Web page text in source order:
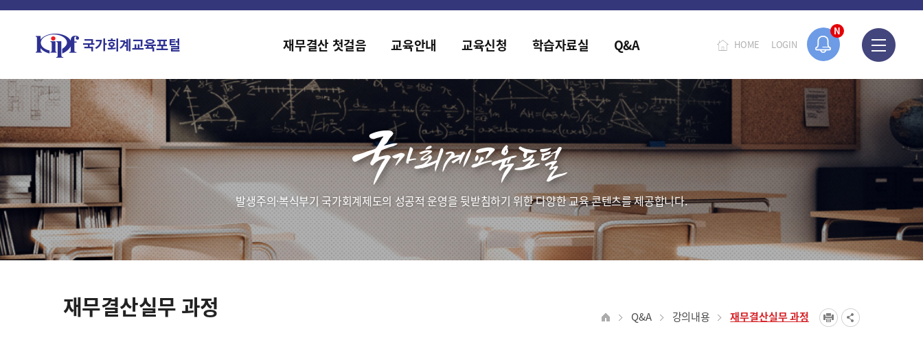
N
홈페이지가 새롭게 개편되었습니다.
HOME LOGIN
재무결산 첫걸음 교육안내 교육신청 학습자료실 Q&A
발생주의·복식부기 국가회계제도의 성공적 운영을 뒷받침하기 위한 다양한 교육 콘텐츠를 제공합니다.
재무결산실무 과정 Q&A 강의내용 재무결산실무 과정